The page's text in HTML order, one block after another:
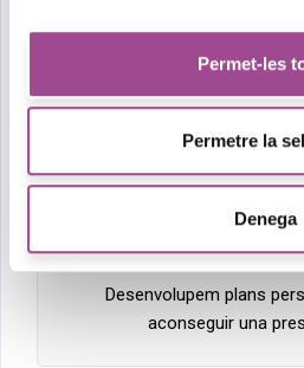
Permet-les
Permetre la
Denega
Màrqueting
Desenvolupem plans
aconseguir una